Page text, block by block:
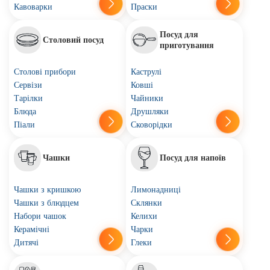
Кавоварки
Праски
Столовий посуд
Столові прибори
Сервізи
Тарілки
Блюда
Піали
Посуд для
приготування
Каструлі
Ковші
Чайники
Друшляки
Сковорідки
Чашки
Чашки з кришкою
Чашки з блюдцем
Набори чашок
Керамічні
Дитячі
Посуд для напоїв
Лимонадниці
Склянки
Келихи
Чарки
Глеки